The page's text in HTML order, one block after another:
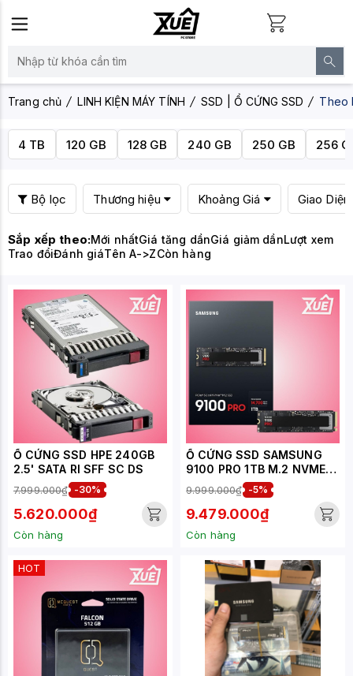
Trang chủ LINH KIỆN MÁY TÍNH SSD | Ổ CỨNG SSD Theo
4 TB 120 GB 128 GB 240 GB 250 GB 256
Bộ lọc Thương hiệu Khoảng Giá Giao
Sắp xếp theo:Mới nhấtGiá tăng dầnGiá giảm dầnLượt xem
Trao đổiĐánh giáTên A->ZCòn hàng
Ổ CỨNG SSD HPE 240GB
2.5' SATA RI SFF SC DS
7.999.000₫ -30%
5.620.000₫
Còn hàng
Ổ CỨNG SSD SAMSUNG
9100 PRO 1TB M.2 NVME
M.2 2280 PCIE GEN5.0 X4
MZ-VAP1T0BW
9.999.000₫ -5%
9.479.000₫
Còn hàng
HOT